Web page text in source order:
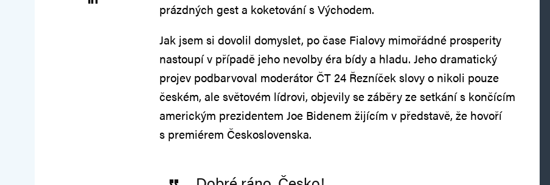
prázdných gest a koketování s Východem.
Jak jsem si dovolil domyslet, po čase Fialovy mimořádné prosperity
nastoupí v případě jeho nevolby éra bídy a hladu. Jeho dramatický
projev podbarvoval moderátor ČT 24 Řezníček slovy o nikoli pouze
českém, ale světovém lídrovi, objevily se záběry ze setkání s končícím
americkým prezidentem Joe Bidenem žijícím v představě, že hovoří
s premiérem Československa.